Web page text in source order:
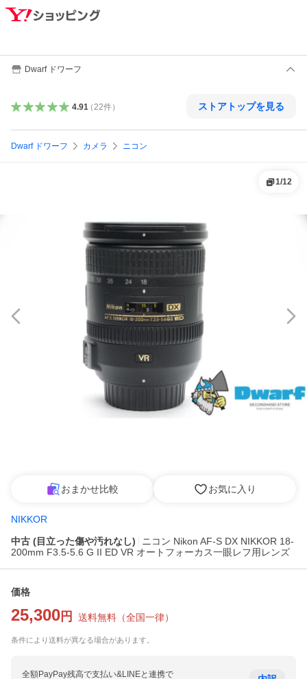
Dwarf ドワーフ
4.91（ 22件） ストアトップを見る
Dwarf ドワーフ カメラ ニコン
1/12
おまかせ比較 お気に入り
NIKKOR
中古 (目立った傷や汚れなし)
ニコン Nikon AF-S DX NIKKOR 18-
200mm F3.5-5.6 G II ED VR オートフォーカス一眼レフ用レンズ
価格
25,300 円 送料無料 （全国一律）
条件により送料が異なる場合があります。
全額PayPay残高で支払い&LINEと連携で